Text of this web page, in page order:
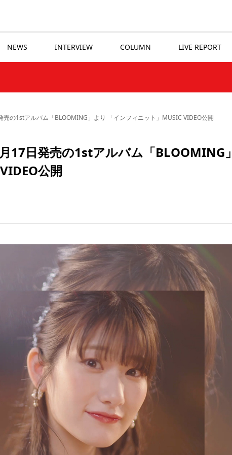
NEWS INTERVIEW COLUMN LIVE REPORT
の1stアルバム「BLOOMING」より 「インフィニット」MUSIC VIDEO公開
17日発売の1stアルバム「BLOOMING
公開